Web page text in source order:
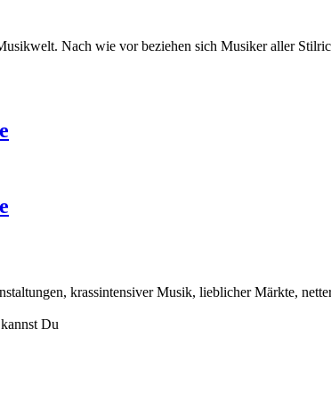
Nach wie vor beziehen sich Musiker aller
krassintensiver Musik, lieblicher Märkte,
Du